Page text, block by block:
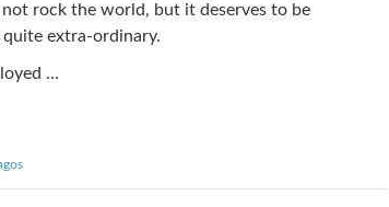
rock the world, but it deserves to be
extra-ordinary.
…